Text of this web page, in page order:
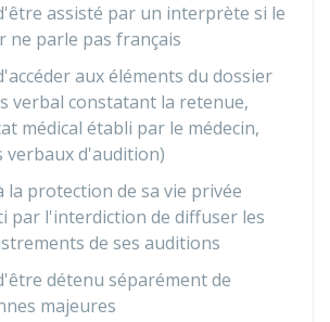
assisté par un interprète si le
ne parle pas français
aux éléments du dossier
verbal constatant la retenue,
médical établi par le médecin,
verbaux d'audition)
la protection de sa vie privée
par l'interdiction de diffuser les
de ses auditions
détenu séparément de
majeures